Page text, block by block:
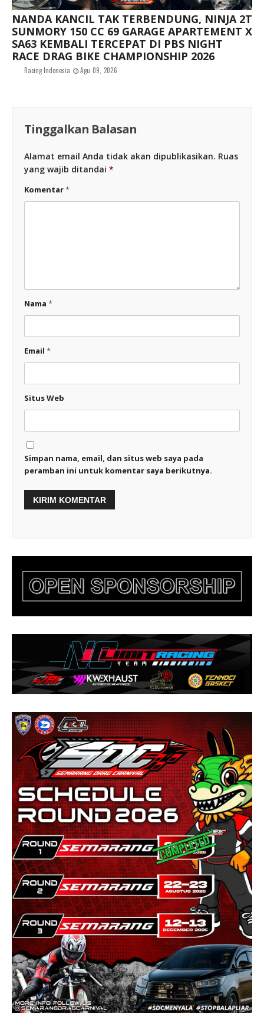
NANDA KANCIL TAK TERBENDUNG, NINJA 2T
SUNMORY 150 CC 69 GARAGE APARTEMENT X
SA63 KEMBALI TERCEPAT DI PBS NIGHT
RACE DRAG BIKE CHAMPIONSHIP 2026
Racing Indonesia Agu 09, 2026
Tinggalkan Balasan
Alamat email Anda tidak akan dipublikasikan. Ruas
yang wajib ditandai *
Komentar*
Nama *
Email *
Situs Web
Simpan nama, email, dan situs web saya pada
peramban ini untuk komentar saya berikutnya.